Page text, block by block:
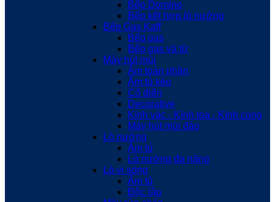
Bếp Domino
Bếp kết hợp lò nướng
Bếp Gas Kaff
Bếp gas
Bếp gas và từ
Máy hút mùi
Âm toàn phần
Âm tủ kéo
Cổ điển
Decorative
Kính vác - Kính toa - Kính cong
Máy hút mùi đảo
Lò nướng
Âm tủ
Lò nướng đa năng
Lò vi sóng
Âm tủ
Độc lập